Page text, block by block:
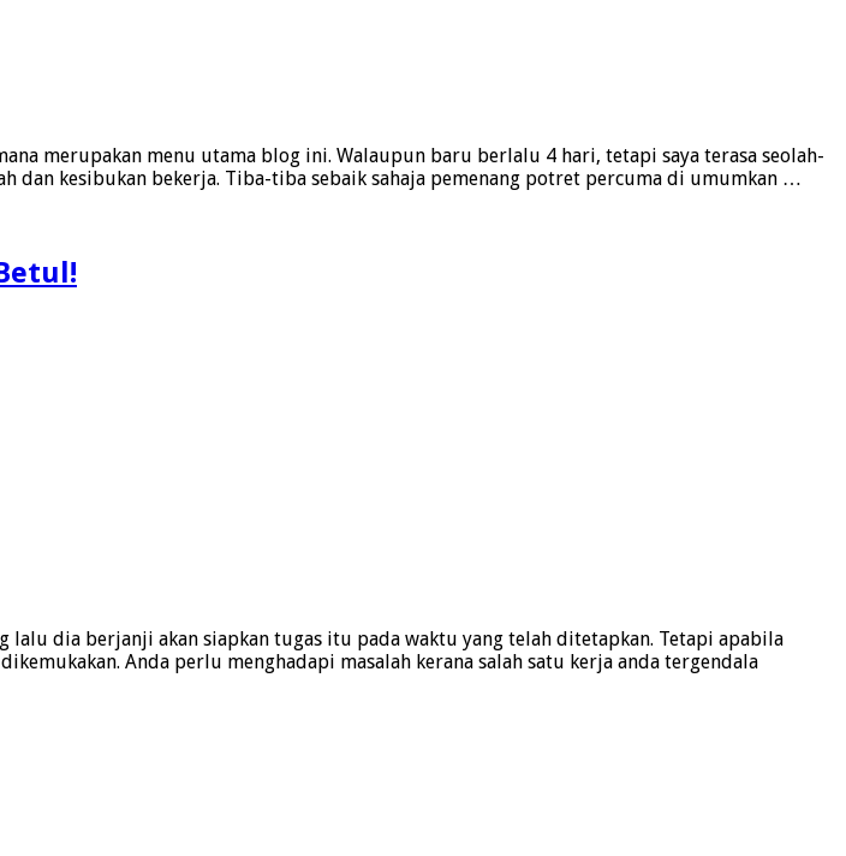
merupakan menu utama blog ini. Walaupun baru berlalu 4 hari, tetapi saya terasa seolah-
kesibukan bekerja. Tiba-tiba sebaik sahaja pemenang potret percuma di umumkan …
lalu dia berjanji akan siapkan tugas itu pada waktu yang telah ditetapkan. Tetapi apabila
Anda perlu menghadapi masalah kerana salah satu kerja anda tergendala